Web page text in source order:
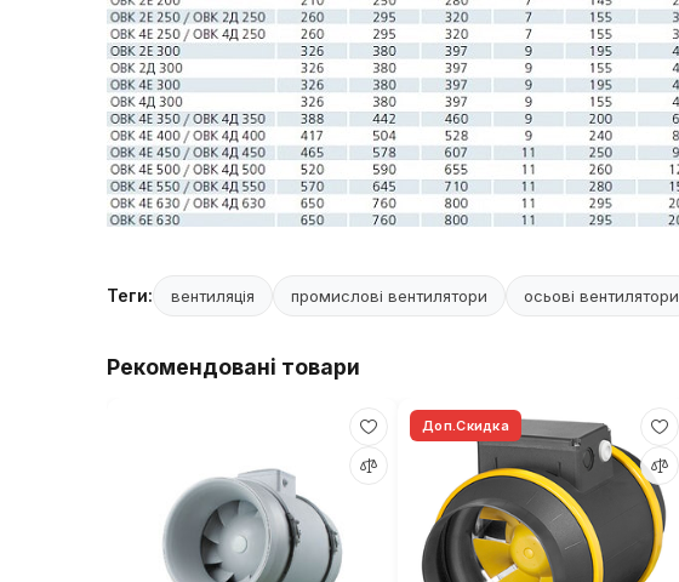
Теги: вентиляція промислові вентилятори осьові вентилятори
Рекомендовані товари
Доп.Скидка